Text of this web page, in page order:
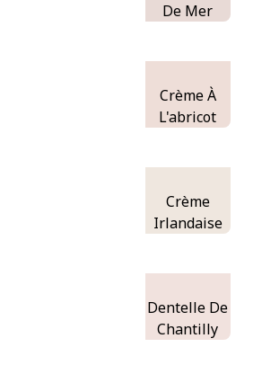
De Mer
Crème À
L'abricot
Crème
Irlandaise
Dentelle De
Chantilly